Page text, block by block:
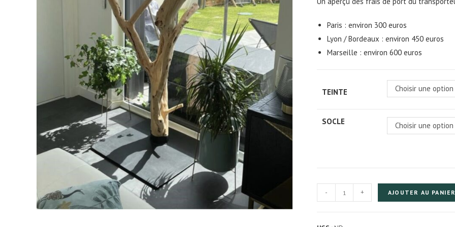
Paris : environ 300 euros
Lyon / Bordeaux : environ 450 euros
Marseille : environ 600 euros
TEINTE Choisir une option
SOCLE Choisir une option
de
- + AJOUTER AU PANIER